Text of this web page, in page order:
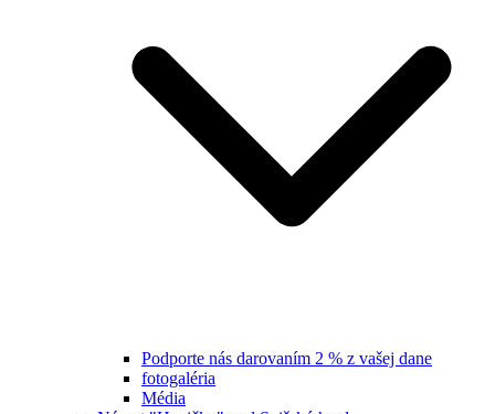
Podporte nás darovaním 2 % z vašej dane
fotogaléria
Média